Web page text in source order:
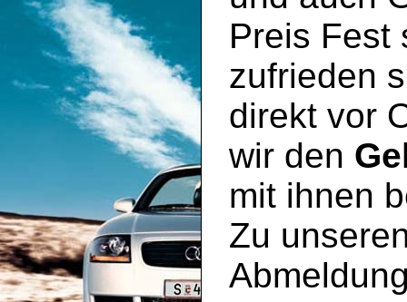
Preis Fest
zufrieden
direkt vor
wir den
mit ihnen
Zu